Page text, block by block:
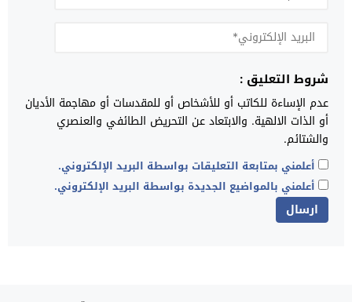
شروط التعليق :
عدم الإساءة للكاتب أو للأشخاص أو للمقدسات أو مهاجمة الأديان
أو الذات الالهية. والابتعاد عن التحريض الطائفي والعنصري
والشتائم.
أعلمني بمتابعة التعليقات بواسطة البريد الإلكتروني.
أعلمني بالمواضيع الجديدة بواسطة البريد الإلكتروني.